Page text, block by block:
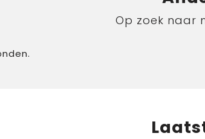
Op zoek naar